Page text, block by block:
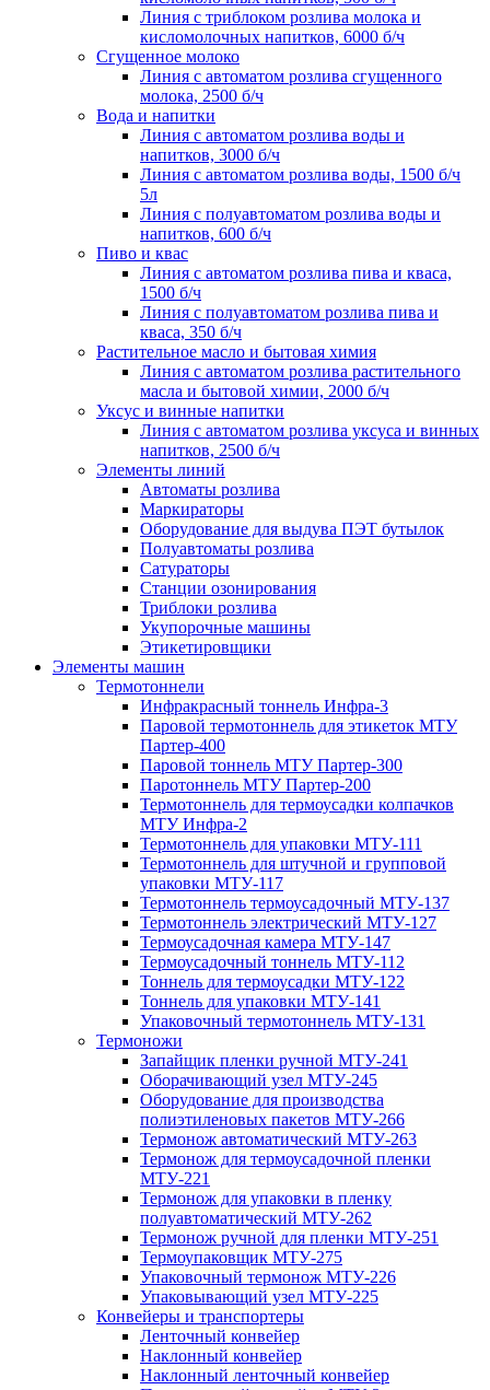
Линия с триблоком розлива молока и
кисломолочных напитков, 6000 б/ч
Сгущенное молоко
Линия с автоматом розлива сгущенного
молока, 2500 б/ч
Вода и напитки
Линия с автоматом розлива воды и
напитков, 3000 б/ч
Линия с автоматом розлива воды, 1500 б/ч
5л
Линия с полуавтоматом розлива воды и
напитков, 600 б/ч
Пиво и квас
Линия с автоматом розлива пива и кваса,
1500 б/ч
Линия с полуавтоматом розлива пива и
кваса, 350 б/ч
Растительное масло и бытовая химия
Линия с автоматом розлива растительного
масла и бытовой химии, 2000 б/ч
Уксус и винные напитки
Линия с автоматом розлива уксуса и винных
напитков, 2500 б/ч
Элементы линий
Автоматы розлива
Маркираторы
Оборудование для выдува ПЭТ бутылок
Полуавтоматы розлива
Сатураторы
Станции озонирования
Триблоки розлива
Укупорочные машины
Этикетировщики
Элементы машин
Термотоннели
Инфракрасный тоннель Инфра-3
Паровой термотоннель для этикеток МТУ
Партер-400
Паровой тоннель МТУ Партер-300
Паротоннель МТУ Партер-200
Термотоннель для термоусадки колпачков
МТУ Инфра-2
Термотоннель для упаковки МТУ-111
Термотоннель для штучной и групповой
упаковки МТУ-117
Термотоннель термоусадочный МТУ-137
Термотоннель электрический МТУ-127
Термоусадочная камера МТУ-147
Термоусадочный тоннель МТУ-112
Тоннель для термоусадки МТУ-122
Тоннель для упаковки МТУ-141
Упаковочный термотоннель МТУ-131
Термоножи
Запайщик пленки ручной МТУ-241
Оборачивающий узел МТУ-245
Оборудование для производства
полиэтиленовых пакетов МТУ-266
Термонож автоматический МТУ-263
Термонож для термоусадочной пленки
МТУ-221
Термонож для упаковки в пленку
полуавтоматический МТУ-262
Термонож ручной для пленки МТУ-251
Термоупаковщик МТУ-275
Упаковочный термонож МТУ-226
Упаковывающий узел МТУ-225
Конвейеры и транспортеры
Ленточный конвейер
Наклонный конвейер
Наклонный ленточный конвейер